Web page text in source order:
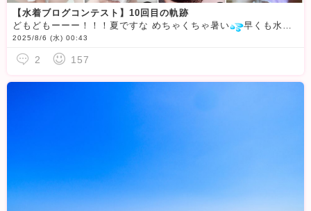
【水着ブログコンテスト】10回目の軌跡
どもどもーーー！！！夏ですな めちゃくちゃ暑い
早くも水着ブログコンテストが始まっていて痩せてもないし 夏休みで撮影出来ないしどうしようかと思ってたらなんとなんと今回で10回目の水着ブログコンテスト参
2025/8/6 (水) 00:43
2 157